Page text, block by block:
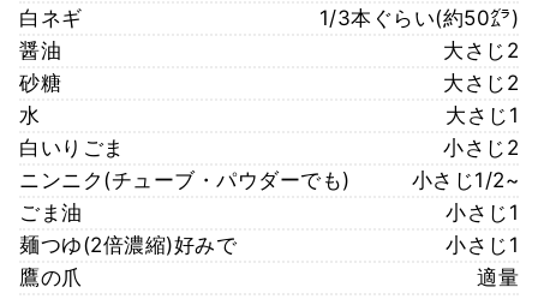
白ネギ
1/3本ぐらい(約50㌘)
醤油
大さじ2
砂糖
大さじ2
水
大さじ1
白いりごま
小さじ2
ニンニク(チューブ・パウダーでも)
小さじ1/2~
ごま油
小さじ1
麺つゆ(2倍濃縮)好みで
小さじ1
鷹の爪
適量